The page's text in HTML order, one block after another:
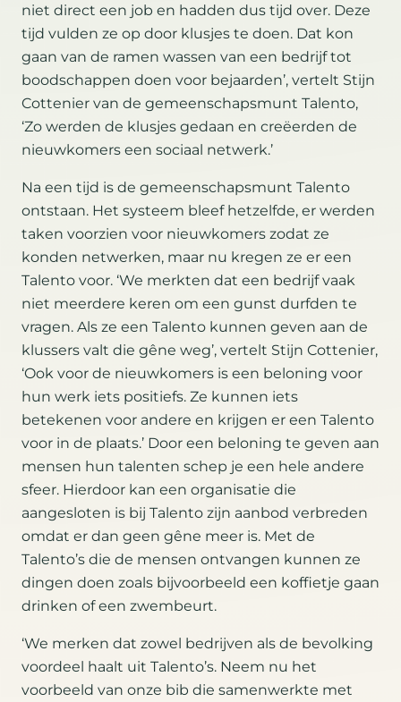
niet direct een job en hadden dus tijd over. Deze
tijd vulden ze op door klusjes te doen. Dat kon
gaan van de ramen wassen van een bedrijf tot
boodschappen doen voor bejaarden’, vertelt Stijn
Cottenier van de gemeenschapsmunt Talento,
‘Zo werden de klusjes gedaan en creëerden de
nieuwkomers een sociaal netwerk.’
Na een tijd is de gemeenschapsmunt Talento
ontstaan. Het systeem bleef hetzelfde, er werden
taken voorzien voor nieuwkomers zodat ze
konden netwerken, maar nu kregen ze er een
Talento voor. ‘We merkten dat een bedrijf vaak
niet meerdere keren om een gunst durfden te
vragen. Als ze een Talento kunnen geven aan de
klussers valt die gêne weg’, vertelt Stijn Cottenier,
‘Ook voor de nieuwkomers is een beloning voor
hun werk iets positiefs. Ze kunnen iets
betekenen voor andere en krijgen er een Talento
voor in de plaats.’ Door een beloning te geven aan
mensen hun talenten schep je een hele andere
sfeer. Hierdoor kan een organisatie die
aangesloten is bij Talento zijn aanbod verbreden
omdat er dan geen gêne meer is. Met de
Talento’s die de mensen ontvangen kunnen ze
dingen doen zoals bijvoorbeeld een koffietje gaan
drinken of een zwembeurt.
‘We merken dat zowel bedrijven als de bevolking
voordeel haalt uit Talento’s. Neem nu het
voorbeeld van onze bib die samenwerkte met